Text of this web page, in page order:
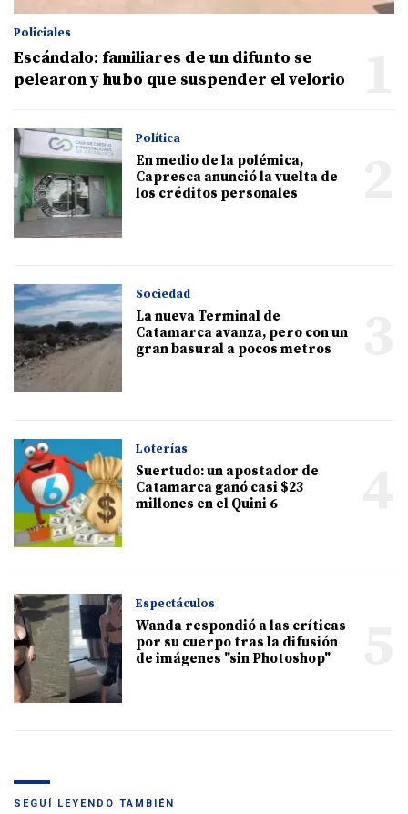
Policiales
Escándalo: familiares de un difunto se
pelearon y hubo que suspender el velorio
Política
En medio de la polémica,
Capresca anunció la vuelta de
los créditos personales
Sociedad
La nueva Terminal de
Catamarca avanza, pero con un
gran basural a pocos metros
Loterías
Suertudo: un apostador de
Catamarca ganó casi $23
millones en el Quini 6
Espectáculos
Wanda respondió a las críticas
por su cuerpo tras la difusión
de imágenes "sin Photoshop"
SEGUÍ LEYENDO TAMBIÉN